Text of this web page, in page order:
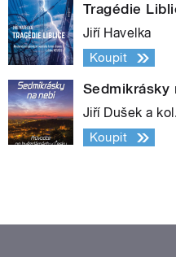
Tragédie
Jiří Havelka
Koupit
Sedmikrásky
Jiří Dušek a
Koupit